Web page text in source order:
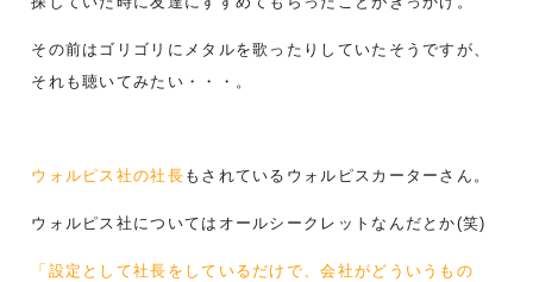
その前はゴリゴリにメタルを歌ったりしていたそうですが、
それも聴いてみたい・・・。
ウォルピス社の社長 もされているウォルピスカーターさん。
ウォルピス社についてはオールシークレットなんだとか(笑)
「設定として社長をしているだけで、会社がどういうもの